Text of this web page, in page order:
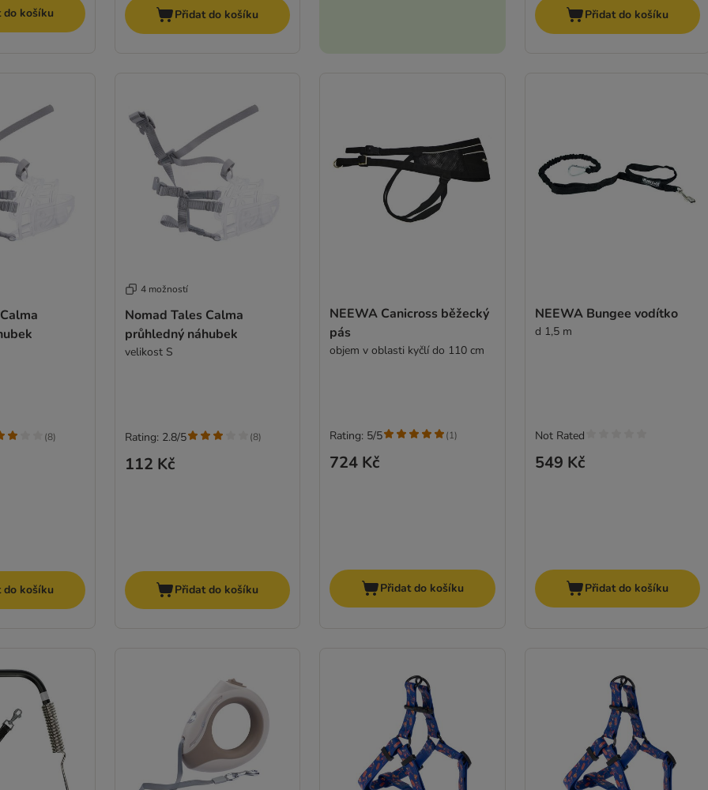
do košíku Přidat do košíku Přidat do košíku
(8)
do košíku
4 možností
Nomad Tales Calma
průhledný náhubek
velikost S
112 Kč
Rating: 2.8/5 (8)
Přidat do košíku
NEEWA Canicross běžecký
pás
objem v oblasti kyčlí do 110 cm
724 Kč
Rating: 5/5 (1)
Přidat do košíku
NEEWA Bungee vodítko
d 1,5 m
549 Kč
Not Rated
Přidat do košíku